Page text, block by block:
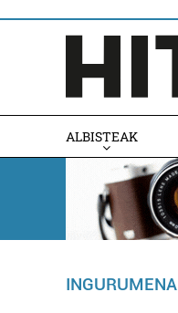
ALBISTEAK
INGURUMENA